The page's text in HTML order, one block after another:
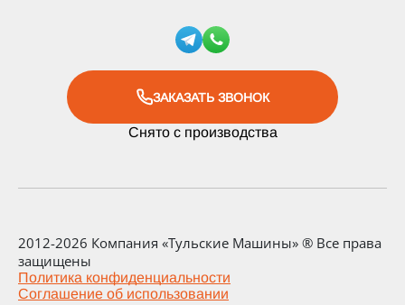
ЗАКАЗАТЬ ЗВОНОК
Снято с производства
2012-2026 Компания «Тульские Машины» ® Все права
защищены
Политика конфиденциальности
Соглашение об использовании